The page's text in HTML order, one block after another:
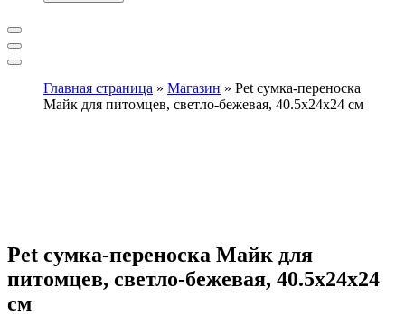
Главная страница » Магазин » Pet сумка-переноска
Майк для питомцев, светло-бежевая, 40.5х24х24 см
Pet сумка-переноска Майк для
питомцев, светло-бежевая, 40.5х24х24
см